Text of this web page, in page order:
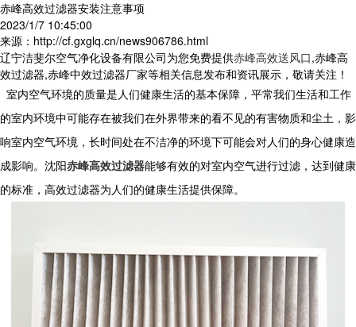
赤峰高效过滤器安装注意事项
2023/1/7 10:45:00
来源：http://cf.gxglq.cn/news906786.html
辽宁洁斐尔空气净化设备有限公司为您免费提供赤峰高效送风口,赤峰高
效过滤器,赤峰中效过滤器厂家等相关信息发布和资讯展示，敬请关注！
室内空气环境的质量是人们健康生活的基本保障，平常我们生活和工作
的室内环境中可能存在被我们在外界带来的看不见的有害物质和尘土，影
响室内空气环境，长时间处在不洁净的环境下可能会对人们的身心健康造
成影响。沈阳赤峰高效过滤器能够有效的对室内空气进行过滤，达到健康
的标准，高效过滤器为人们的健康生活提供保障。